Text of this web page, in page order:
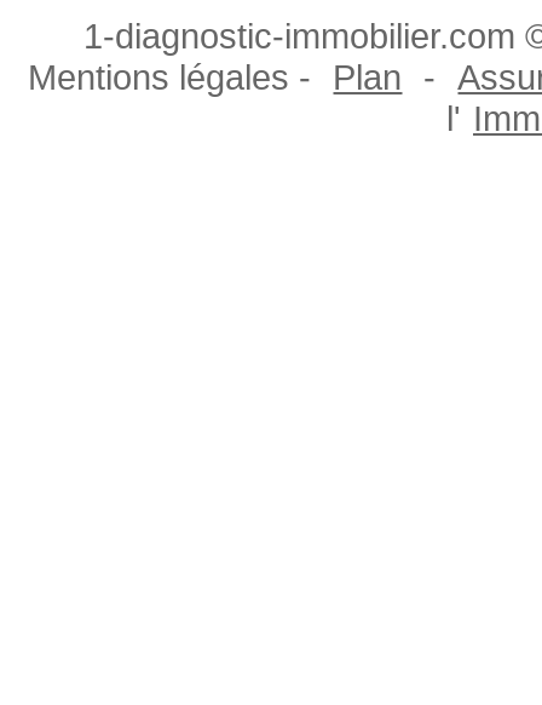
1-diagnostic-immobilier.com
Mentions légales -
Plan -
l'